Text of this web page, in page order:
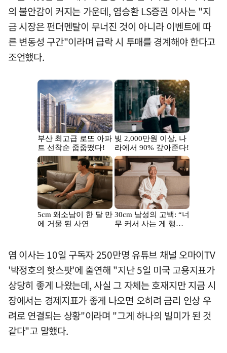
의 불안감이 커지는 가운데, 염승환 LS증권 이사는 "지
금 시장은 펀더멘탈이 무너진 것이 아니라 이벤트에 따
른 변동성 구간"이라며 급락 시 투매를 경계해야 한다고
조언했다.
염 이사는 10일 구독자 250만명 유튜브 채널 오마이TV
'박정호의 핫스팟'에 출연해 "지난 5일 미국 고용지표가
상당히 좋게 나왔는데, 사실 그 자체는 호재지만 지금 시
장에서는 경제지표가 좋게 나오면 오히려 금리 인상 우
려로 연결되는 상황"이라며 "그게 하나의 빌미가 된 것
같다"고 말했다.